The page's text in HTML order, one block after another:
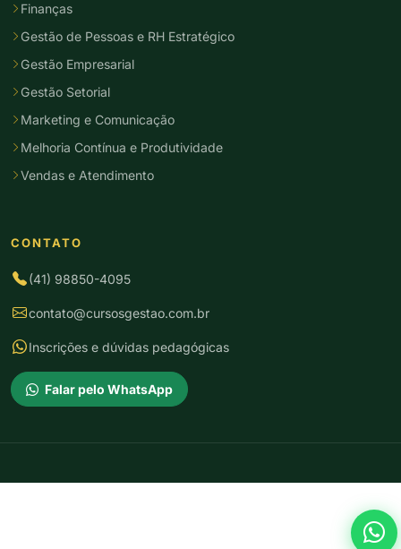
Finanças
Gestão de Pessoas e RH Estratégico
Gestão Empresarial
Gestão Setorial
Marketing e Comunicação
Melhoria Contínua e Produtividade
Vendas e Atendimento
CONTATO
(41) 98850-4095
contato@cursosgestao.com.br
Inscrições e dúvidas pedagógicas
Falar pelo WhatsApp